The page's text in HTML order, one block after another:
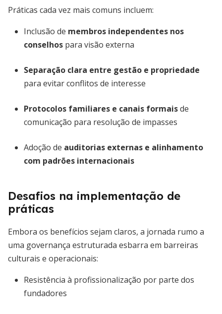
Práticas cada vez mais comuns incluem:
Inclusão de membros independentes nos
conselhos para visão externa
Separação clara entre gestão e propriedade
para evitar conflitos de interesse
Protocolos familiares e canais formaisde
comunicação para resolução de impasses
Adoção de auditorias externas e alinhamento
com padrões internacionais
Desafios na implementação de
práticas
Embora os benefícios sejam claros, a jornada rumo a
uma governança estruturada esbarra em barreiras
culturais e operacionais:
Resistência à profissionalização por parte dos
fundadores